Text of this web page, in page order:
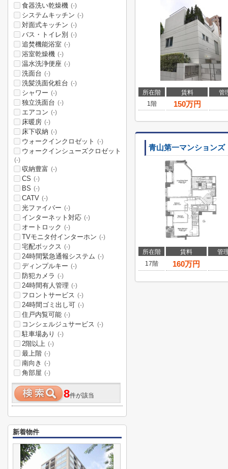
所在階 賃料
管
1階
150万円
青山第一マンションズ
所在階 賃料
管
17階
160万円
食器洗い乾燥機 (-)
システムキッチン (-)
対面式キッチン (-)
バス・トイレ別 (-)
追焚機能浴室 (-)
浴室乾燥機 (-)
温水洗浄便座 (-)
洗面台 (-)
洗髪洗面化粧台 (-)
シャワー (-)
独立洗面台 (-)
エアコン (-)
床暖房 (-)
床下収納 (-)
ウォークインクロゼット (-)
ウォークインシューズクロゼット
(-)
収納豊富 (-)
CS (-)
BS (-)
CATV (-)
光ファイバー (-)
インターネット対応 (-)
オートロック (-)
TVモニタ付インターホン (-)
宅配ボックス (-)
24時間緊急通報システム (-)
ディンプルキー (-)
防犯カメラ (-)
24時間有人管理 (-)
フロントサービス (-)
24時間ゴミ出し可 (-)
住戸内覧可能 (-)
コンシェルジュサービス (-)
駐車場あり (-)
2階以上 (-)
最上階 (-)
南向き (-)
角部屋 (-)
8件が該当
新着物件